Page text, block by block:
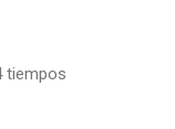
tiempos